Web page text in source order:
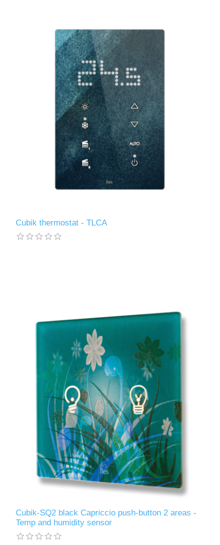
Cubik thermostat - TLCA
Cubik-SQ2 black Capriccio push-button 2 areas -
Temp and humidity sensor